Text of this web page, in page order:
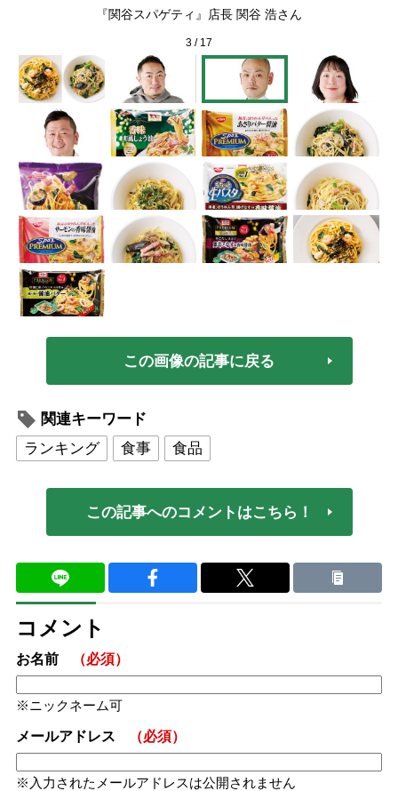
『関谷スパゲティ』店長 関谷 浩さん
3 / 17
この画像の記事に戻る
関連キーワード
ランキング
食事 食品
この記事へのコメントはこちら！
コメント
お名前 （必須）
ニックネーム可
メールアドレス （必須）
入力されたメールアドレスは公開されません